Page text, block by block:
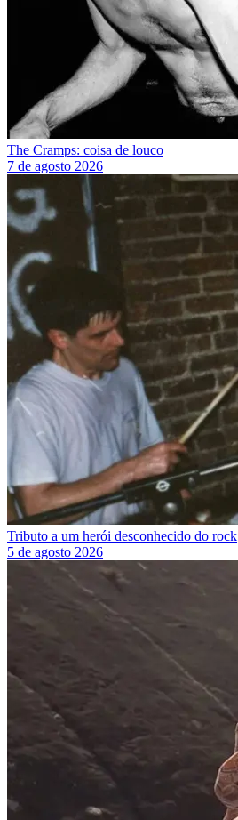
The Cramps: coisa de louco
7 de agosto 2026
Tributo a um herói desconhecido do rock
5 de agosto 2026